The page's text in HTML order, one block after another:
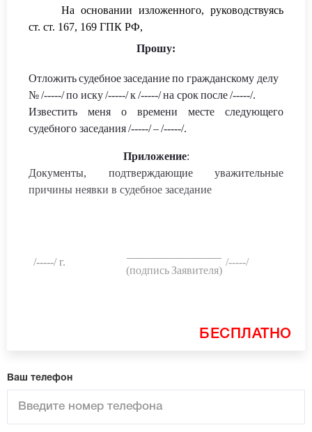
На основании изложенного, руководствуясь
ст. ст. 167, 169 ГПК РФ,
Прошу:
Отложитьсудебноезаседаниепо гражданскому делу
№/-----/по иску/-----/к/-----/на срокпосле/-----/.
Известить меня о времени месте следующего
судебного заседания/-----/–/-----/.
Приложение:
Документы, подтверждающие уважительные
причины неявки в судебное заседание
/-----/ г.
(подпись Заявителя)
/-----/
БЕСПЛАТНО
Ваш телефон